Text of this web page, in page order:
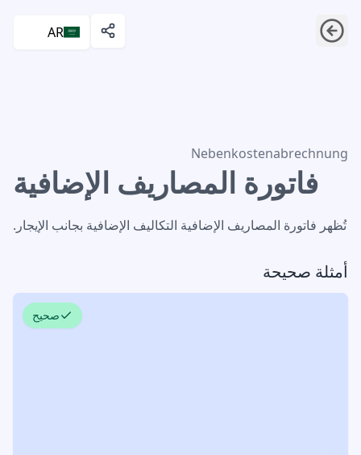
AR
فاتورة المصاريف الإضافية
Nebenkostenabrechnung
فاتورة المصاريف الإضافية
تُظهر فاتورة المصاريف الإضافية التكاليف الإضافية بجانب الإيجار.
أمثلة صحيحة
صحيح